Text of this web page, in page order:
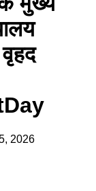
2026